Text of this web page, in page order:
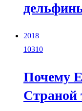
2018
10310
Почему
Страной